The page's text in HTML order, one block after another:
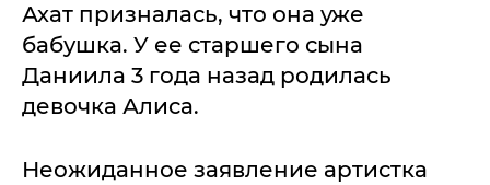
Ахат призналась, что она уже
бабушка. У ее старшего сына
Даниила 3 года назад родилась
девочка Алиса.
Неожиданное заявление артистка